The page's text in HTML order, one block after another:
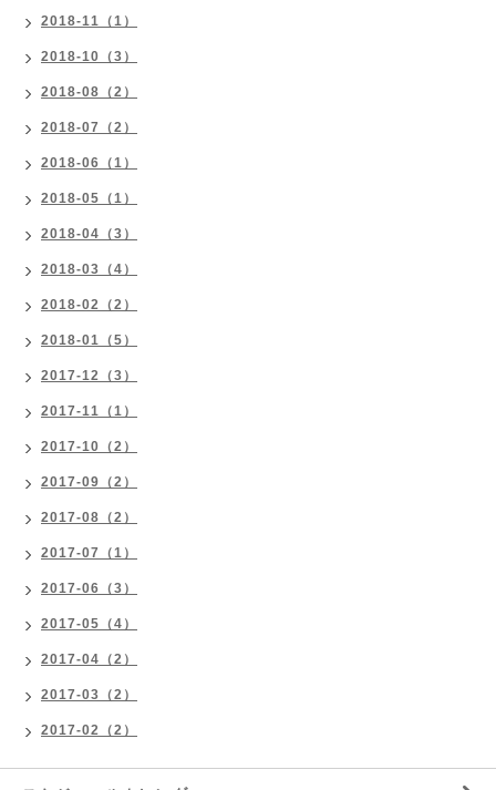
2018-11（1）
2018-10（3）
2018-08（2）
2018-07（2）
2018-06（1）
2018-05（1）
2018-04（3）
2018-03（4）
2018-02（2）
2018-01（5）
2017-12（3）
2017-11（1）
2017-10（2）
2017-09（2）
2017-08（2）
2017-07（1）
2017-06（3）
2017-05（4）
2017-04（2）
2017-03（2）
2017-02（2）